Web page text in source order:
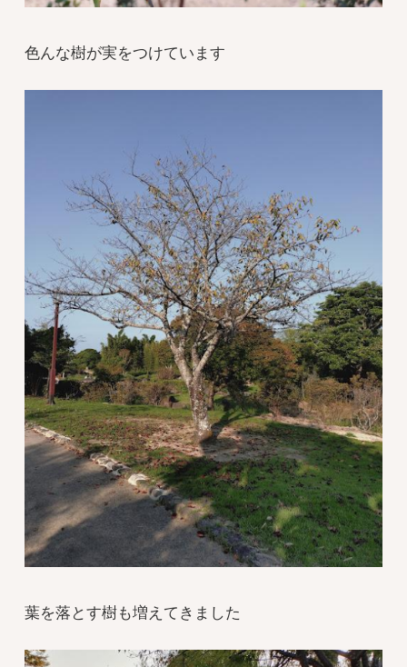
色んな樹が実をつけています
葉を落とす樹も増えてきました